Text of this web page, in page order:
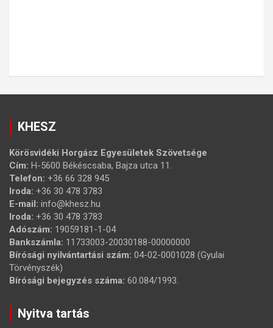
KHESZ
Körösvidéki Horgász Egyesületek Szövetsége
Cím: H-5600 Békéscsaba, Bajza utca 11.
Telefon: +36 66 328 945
Iroda: +36 30 478 3783
E-mail: info@khesz.hu
Iroda: +36 30 478 3783
Adószám: 19059181-1-04
Bankszámla: 11733003-20030188-00000000
Bírósági nyilvántartási szám: 04-02-0001028 (Gyulai
Törvényszék)
Bírósági bejegyzés száma: 60.084/1993.
Nyitva tartás